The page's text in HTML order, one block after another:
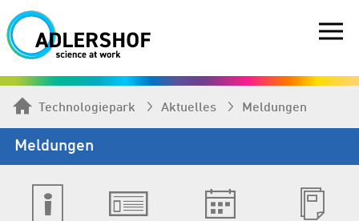
Technologiepark Aktuelles Meldungen
Meldungen